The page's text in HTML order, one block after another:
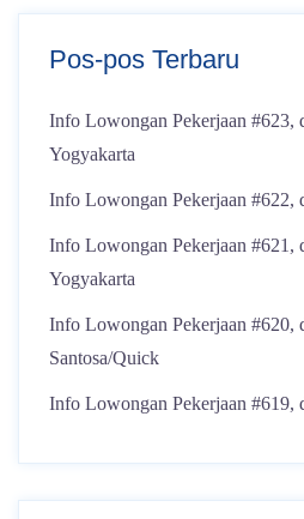
Pos-pos Terbaru
Info Lowongan Pekerjaan #623,
Yogyakarta
Info Lowongan Pekerjaan #622,
Info Lowongan Pekerjaan #621,
Yogyakarta
Info Lowongan Pekerjaan
Santosa/Quick
Info Lowongan Pekerjaan #619,